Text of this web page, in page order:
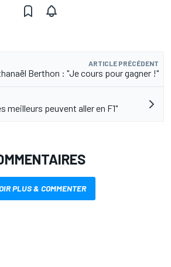
ARTICLE PRÉCÉDENT
Berthon : "Je cours pour gagner !"
meilleurs peuvent aller en F1"
PLUS & COMMENTER